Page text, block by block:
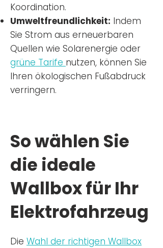
Koordination.
Umweltfreundlichkeit: Indem
Sie Strom aus erneuerbaren
Quellen wie Solarenergie oder
grüne Tarife nutzen, können Sie
Ihren ökologischen Fußabdruck
verringern.
So wählen Sie
die ideale
Wallbox für Ihr
Elektrofahrzeug
Die Wahl der richtigen Wallbox